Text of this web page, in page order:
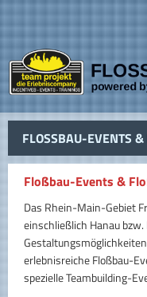
FLOSSBAU-EVENTS &
Floßbau-Events &
Das Rhein-Main-Gebiet
einschließlich Hanau
erlebnisreiche Floßbau-
spezielle Teambuilding-